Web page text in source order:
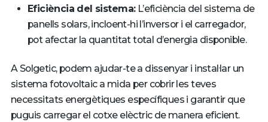
Eficiència del sistema:L’eficiència del sistema de
panells solars, incloent-hi l’inversor i el carregador,
pot afectar la quantitat total d’energia disponible.
A Solgetic, podem ajudar-te a dissenyar i instal·lar un
sistema fotovoltaic a mida per cobrir les teves
necessitats energètiques específiques i garantir que
puguis carregar el cotxe elèctric de manera eficient.